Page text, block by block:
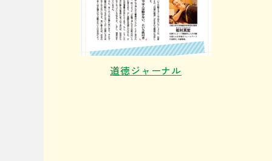
道徳ジャーナル